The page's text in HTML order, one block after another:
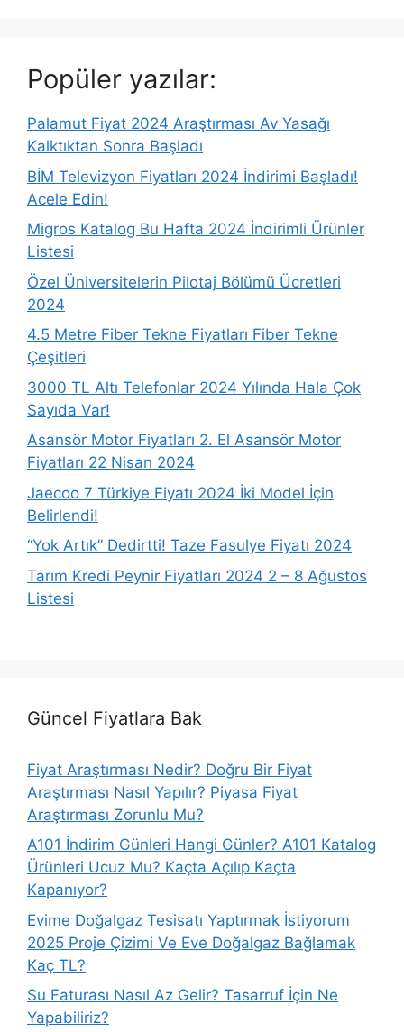
Popüler yazılar:
Palamut Fiyat 2024 Araştırması Av Yasağı
Kalktıktan Sonra Başladı
BİM Televizyon Fiyatları 2024 İndirimi Başladı!
Acele Edin!
Migros Katalog Bu Hafta 2024 İndirimli Ürünler
Listesi
Özel Üniversitelerin Pilotaj Bölümü Ücretleri
2024
4.5 Metre Fiber Tekne Fiyatları Fiber Tekne
Çeşitleri
3000 TL Altı Telefonlar 2024 Yılında Hala Çok
Sayıda Var!
Asansör Motor Fiyatları 2. El Asansör Motor
Fiyatları 22 Nisan 2024
Jaecoo 7 Türkiye Fiyatı 2024 İki Model İçin
Belirlendi!
“Yok Artık” Dedirtti! Taze Fasulye Fiyatı 2024
Tarım Kredi Peynir Fiyatları 2024 2 – 8 Ağustos
Listesi
Güncel Fiyatlara Bak
Fiyat Araştırması Nedir? Doğru Bir Fiyat
Araştırması Nasıl Yapılır? Piyasa Fiyat
Araştırması Zorunlu Mu?
A101 İndirim Günleri Hangi Günler? A101 Katalog
Ürünleri Ucuz Mu? Kaçta Açılıp Kaçta
Kapanıyor?
Evime Doğalgaz Tesisatı Yaptırmak İstiyorum
2025 Proje Çizimi Ve Eve Doğalgaz Bağlamak
Kaç TL?
Su Faturası Nasıl Az Gelir? Tasarruf İçin Ne
Yapabiliriz?